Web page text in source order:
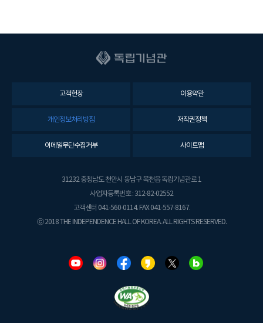
고객헌장 이용약관
개인정보처리방침 저작권정책
이메일무단수집거부 사이트맵
31232 충청남도 천안시 동남구 목천읍 독립기념관로 1
사업자등록번호 : 312-82-02552
고객센터 041-560-0114. FAX 041-557-8167.
ⓒ 2018 THE INDEPENDENCE HALL OF KOREA. ALL RIGHTS RESERVED.